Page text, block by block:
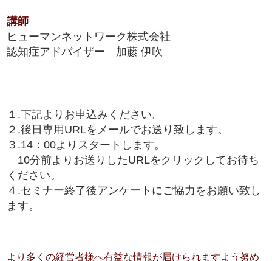
講師
ヒューマンネットワーク株式会社
認知症アドバイザー 加藤 伊吹
１.下記よりお申込みください。
２.後日専用URLをメールでお送り致します。
３.14：00よりスタートします。
10分前よりお送りしたURLをクリックしてお待ち
ください。
４.セミナー終了後アンケートにご協力をお願い致し
ます。
より多くの経営者様へ有益な情報が届けられますよう努め